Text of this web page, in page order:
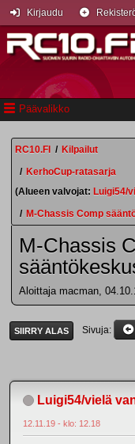
Päävalikko
Kirjaudu
RC10.FI / Kilpailut
/ KerhoCup-ratasarja
(Alueen valvojat: Luigi54/
/ M-Chassis Comp
M-Chassis
Aloittaja macman,
SIIRRY ALAS Sivuja
Luigi54/vielä
12.11.19 - klo: 12.18